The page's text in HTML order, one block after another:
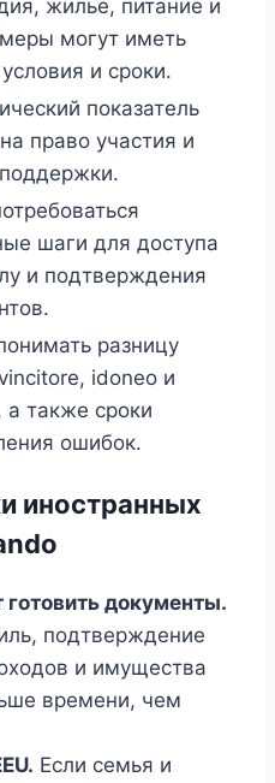
жильё, питание и
могут иметь
и сроки.
показатель
право участия и
шаги для доступа
и подтверждения
разницу
idoneo и
а также сроки
ошибок.
иностранных
документы.
подтверждение
и имущества
времени, чем
Если семья и